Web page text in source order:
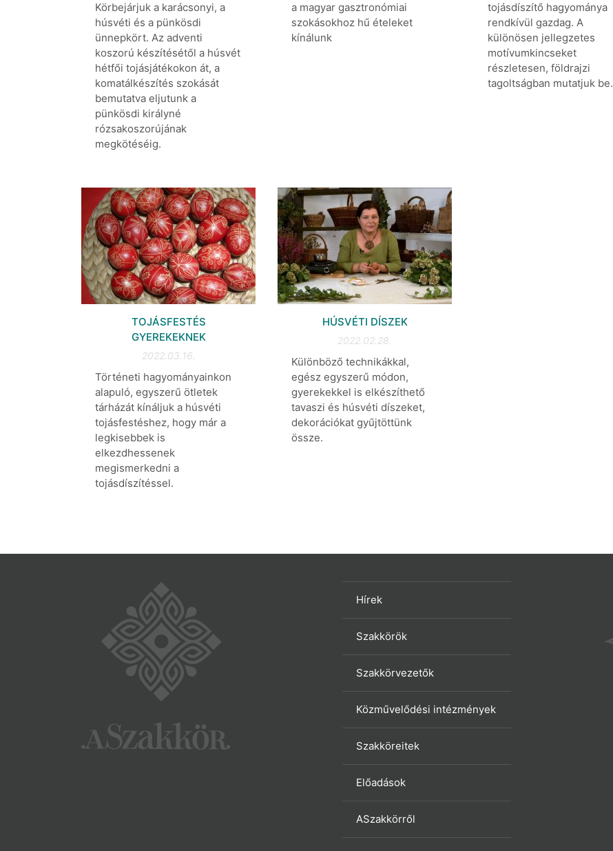
Körbejárjuk a karácsonyi, a
húsvéti és a pünkösdi
ünnepkört. Az adventi
koszorú készítésétől a húsvét
hétfői tojásjátékokon át, a
komatálkészítés szokását
bemutatva eljutunk a
pünkösdi királyné
rózsakoszorújának
megkötéséig.
a magyar gasztronómiai
szokásokhoz hű ételeket
kínálunk
tojásdíszítő hagyománya
rendkívül gazdag. A
különösen jellegzetes
motívumkincseket
részletesen, földrajzi
tagoltságban mutatjuk be.
TOJÁSFESTÉS
GYEREKEKNEK
2022.03.16.
Történeti hagyományainkon
alapuló, egyszerű ötletek
tárházát kínáljuk a húsvéti
tojásfestéshez, hogy már a
legkisebbek is
elkezdhessenek
megismerkedni a
tojásdíszítéssel.
HÚSVÉTI DÍSZEK
2022.02.28.
Különböző technikákkal,
egész egyszerű módon,
gyerekekkel is elkészíthető
tavaszi és húsvéti díszeket,
dekorációkat gyűjtöttünk
össze.
Hírek
Szakkörök
Szakkörvezetők
Közművelődési intézmények
Szakköreitek
Előadások
ASzakkörről